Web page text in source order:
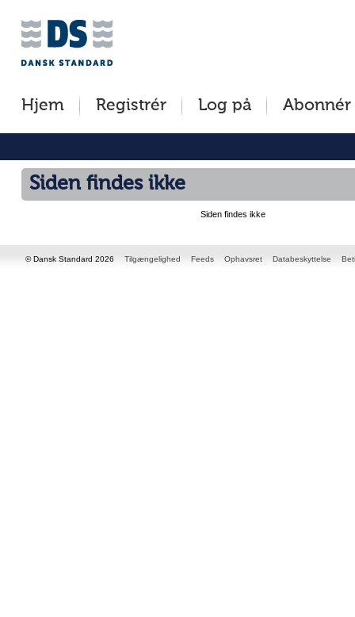
Jump
[s]Hjem Registrér Log på Abonnér
Siden findes ikke
Siden findes ikke
© Dansk Standard 2026 Tilgængelighed Feeds Ophavsret Databeskyttelse